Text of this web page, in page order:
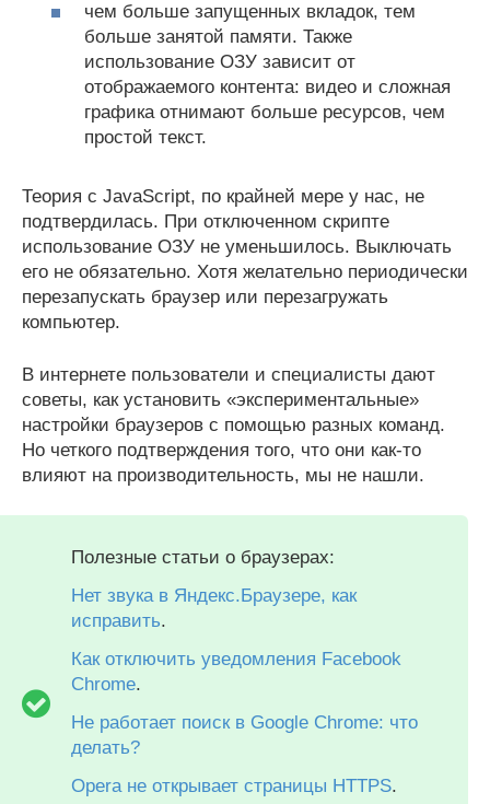
чем больше запущенных вкладок, тем
больше занятой памяти. Также
использование ОЗУ зависит от
отображаемого контента: видео и сложная
графика отнимают больше ресурсов, чем
простой текст.
Теория с JavaScript, по крайней мере у нас, не
подтвердилась. При отключенном скрипте
использование ОЗУ не уменьшилось. Выключать
его не обязательно. Хотя желательно периодически
перезапускать браузер или перезагружать
компьютер.
В интернете пользователи и специалисты дают
советы, как установить «экспериментальные»
настройки браузеров с помощью разных команд.
Но четкого подтверждения того, что они как-то
влияют на производительность, мы не нашли.
Полезные статьи о браузерах:
Нет звука в Яндекс.Браузере, как
исправить.
Как отключить уведомления Facebook
Chrome.
Не работает поиск в Google Chrome: что
делать?
Opera не открывает страницы HTTPS.